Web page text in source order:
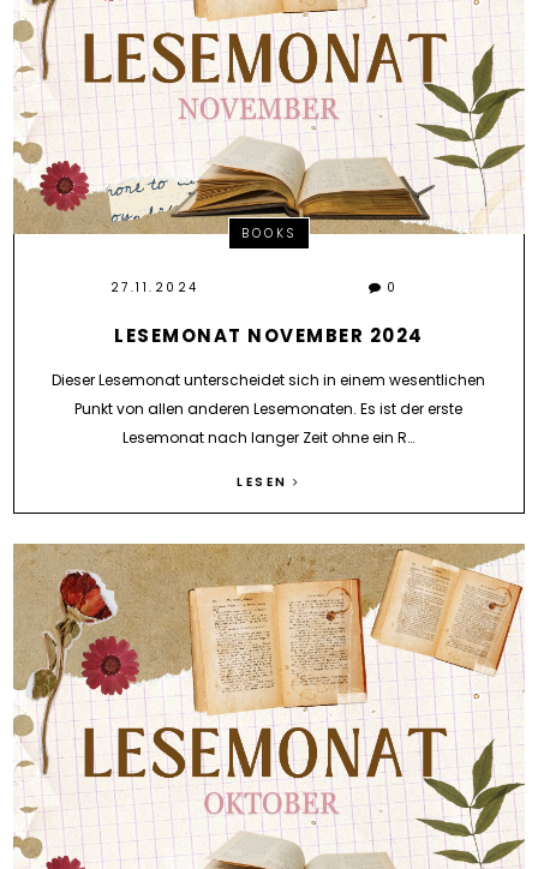
BOOKS
27.11.2024 0
LESEMONAT NOVEMBER 2024
Dieser Lesemonat unterscheidet sich in einem wesentlichen
Punkt von allen anderen Lesemonaten. Es ist der erste
Lesemonat nach langer Zeit ohne ein R…
LESEN